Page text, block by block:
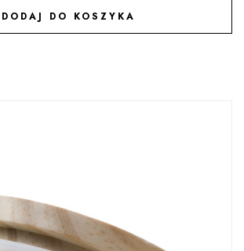
DODAJ DO KOSZYKA
DODAJ DO ULUBIONYCH